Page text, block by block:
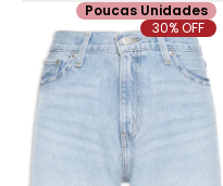
Poucas Unidades
30% OFF